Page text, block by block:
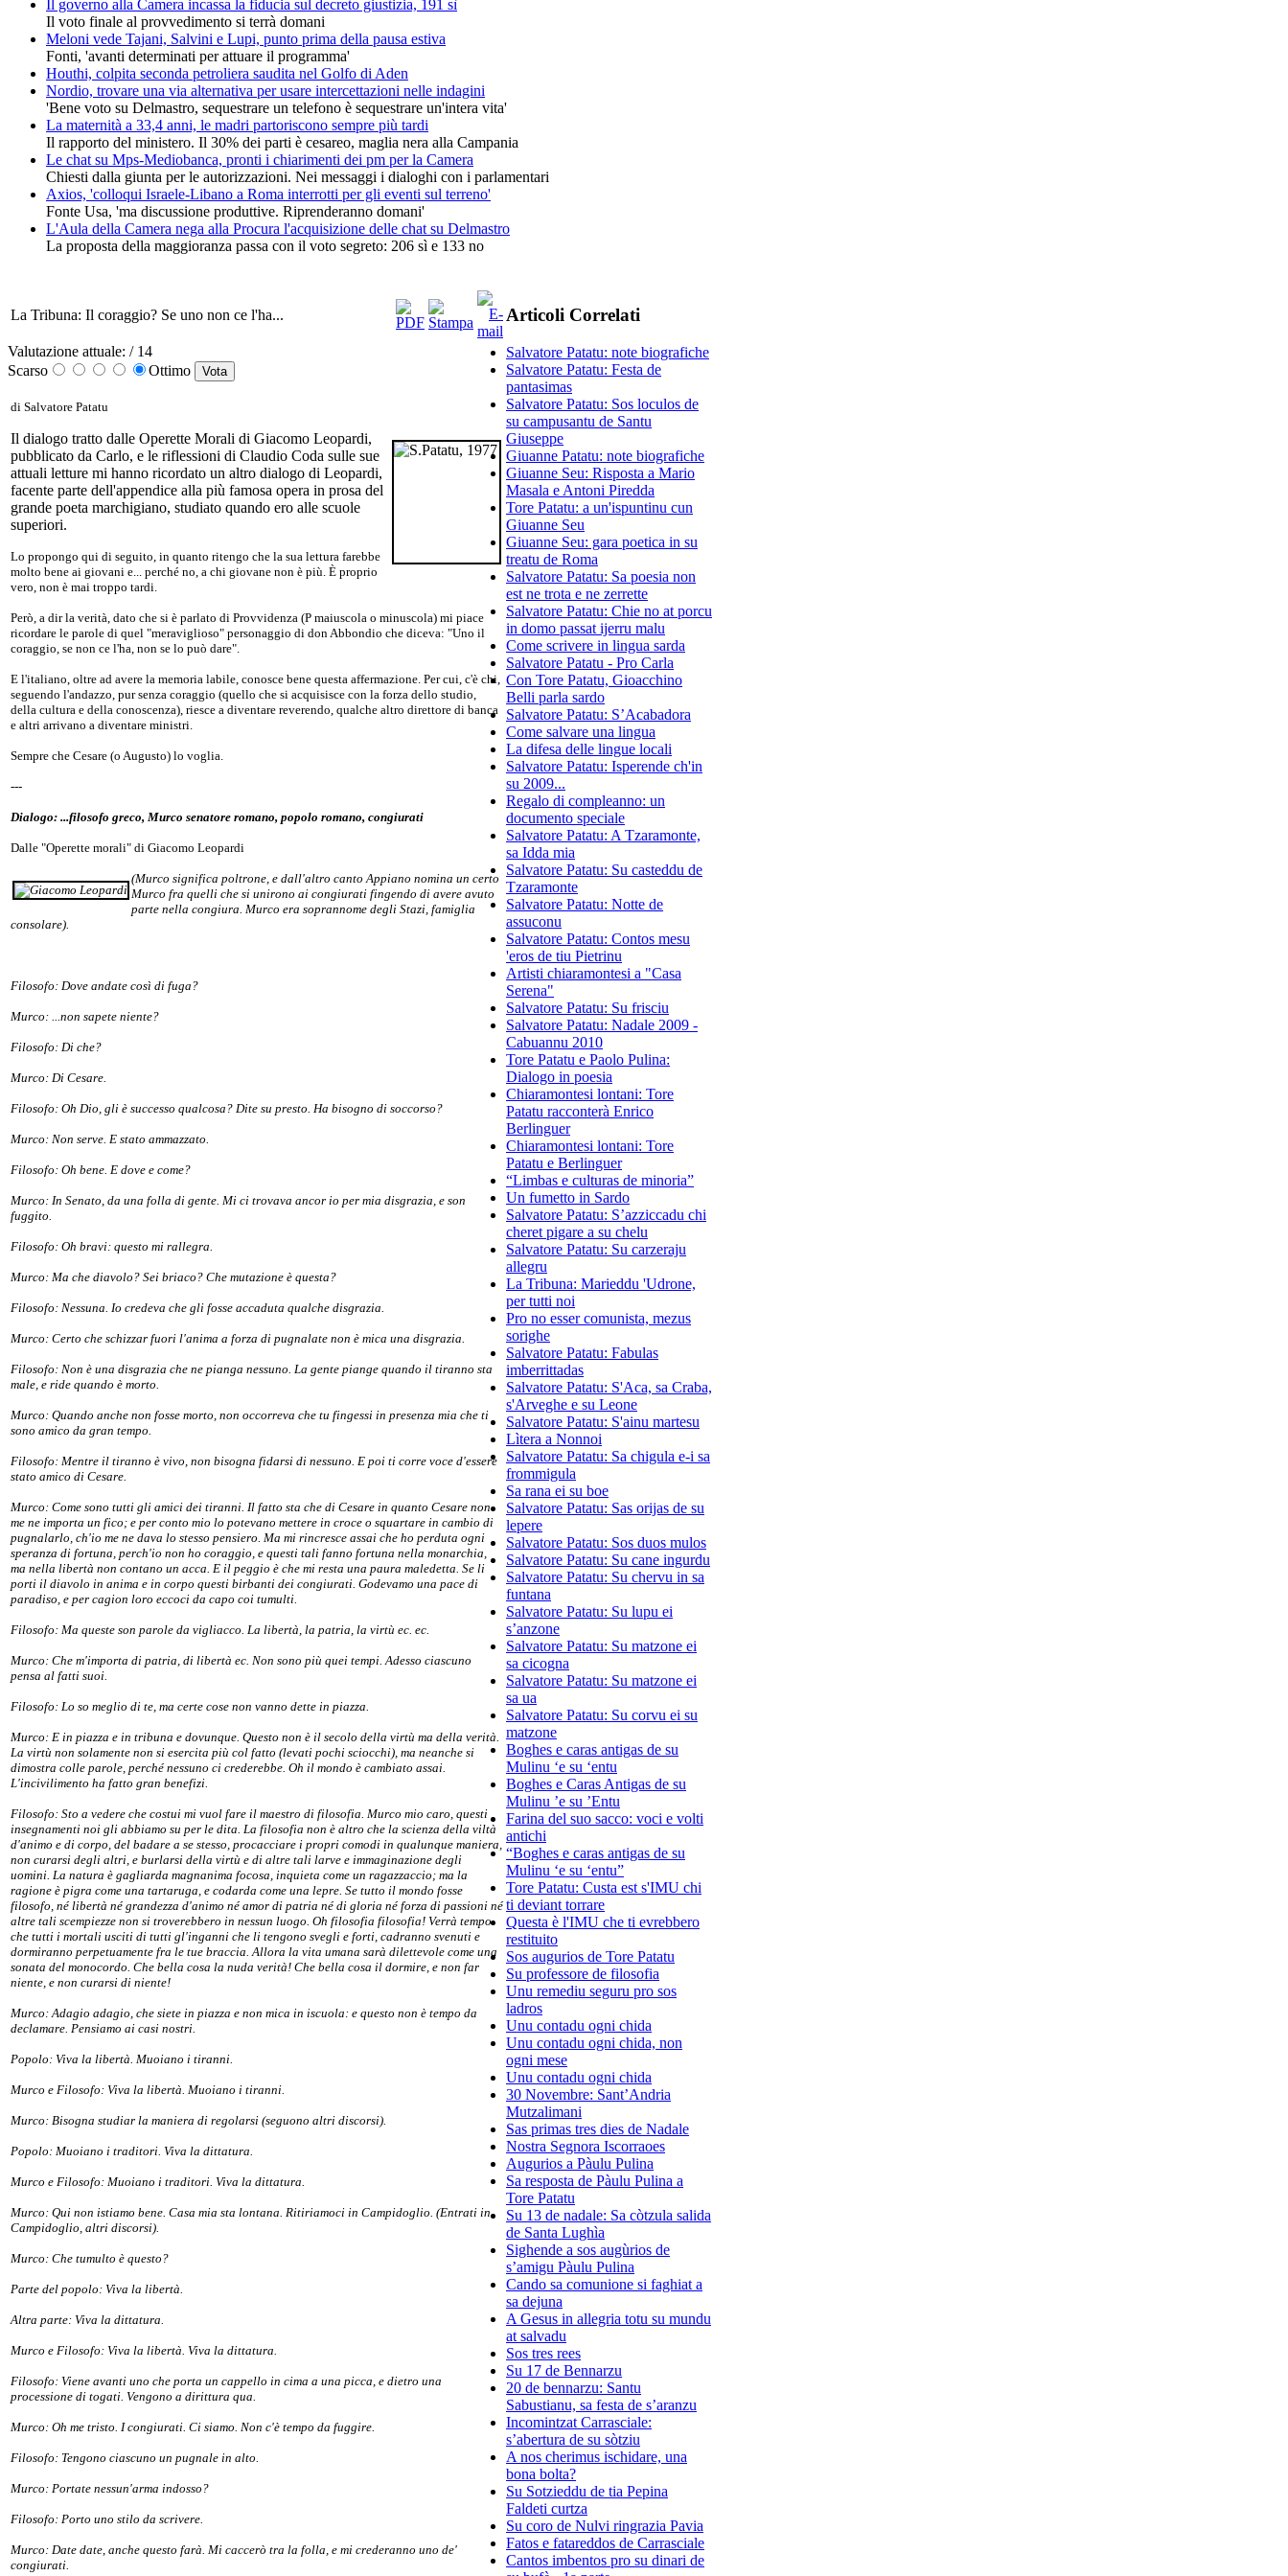
Il governo alla Camera incassa la fiducia sul decreto giustizia, 191 sì
Il voto finale al provvedimento si terrà domani
Meloni vede Tajani, Salvini e Lupi, punto prima della pausa estiva
Fonti, 'avanti determinati per attuare il programma'
Houthi, colpita seconda petroliera saudita nel Golfo di Aden
Nordio, trovare una via alternativa per usare intercettazioni nelle indagini
'Bene voto su Delmastro, sequestrare un telefono è sequestrare un'intera vita'
La maternità a 33,4 anni, le madri partoriscono sempre più tardi
Il rapporto del ministero. Il 30% dei parti è cesareo, maglia nera alla Campania
Le chat su Mps-Mediobanca, pronti i chiarimenti dei pm per la Camera
Chiesti dalla giunta per le autorizzazioni. Nei messaggi i dialoghi con i parlamentari
Axios, 'colloqui Israele-Libano a Roma interrotti per gli eventi sul terreno'
Fonte Usa, 'ma discussione produttive. Riprenderanno domani'
L'Aula della Camera nega alla Procura l'acquisizione delle chat su Delmastro
La proposta della maggioranza passa con il voto segreto: 206 sì e 133 no
La Tribuna: Il coraggio? Se uno non ce l'ha...
Valutazione attuale: / 14
Scarso
Ottimo
di Salvatore Patatu
Il dialogo tratto dalle Operette Morali di Giacomo Leopardi,
pubblicato da Carlo, e le riflessioni di Claudio Coda sulle sue
attuali letture mi hanno ricordato un altro dialogo di Leopardi,
facente parte dell'appendice alla più famosa opera in prosa del
grande poeta marchigiano, studiato quando ero alle scuole
superiori.
Lo propongo qui di seguito, in quanto ritengo che la sua lettura farebbe
molto bene ai giovani e... perché no, a chi giovane non è più. È proprio
vero, non è mai troppo tardi.
Però, a dir la verità, dato che si è parlato di Provvidenza (P maiuscola o minuscola) mi piace
ricordare le parole di quel "meraviglioso" personaggio di don Abbondio che diceva: "Uno il
coraggio, se non ce l'ha, non se lo può dare".
E l'italiano, oltre ad avere la memoria labile, conosce bene questa affermazione. Per cui, c'è chi,
seguendo l'andazzo, pur senza coraggio (quello che si acquisisce con la forza dello studio,
della cultura e della conoscenza), riesce a diventare reverendo, qualche altro direttore di banca
e altri arrivano a diventare ministri.
Sempre che Cesare (o Augusto) lo voglia.
---
Dialogo: ...filosofo greco, Murco senatore romano, popolo romano, congiurati
Dalle "Operette morali" di Giacomo Leopardi
(Murco significa poltrone, e dall'altro canto Appiano nomina un certo
Murco fra quelli che si unirono ai congiurati fingendo di avere avuto
parte nella congiura. Murco era soprannome degli Stazi, famiglia
consolare).
Filosofo: Dove andate così di fuga?
Murco: ...non sapete niente?
Filosofo: Di che?
Murco: Di Cesare.
Filosofo: Oh Dio, gli è successo qualcosa? Dite su presto. Ha bisogno di soccorso?
Murco: Non serve. E stato ammazzato.
Filosofo: Oh bene. E dove e come?
Murco: In Senato, da una folla di gente. Mi ci trovava ancor io per mia disgrazia, e son
fuggito.
Filosofo: Oh bravi: questo mi rallegra.
Murco: Ma che diavolo? Sei briaco? Che mutazione è questa?
Filosofo: Nessuna. Io credeva che gli fosse accaduta qualche disgrazia.
Murco: Certo che schizzar fuori l'anima a forza di pugnalate non è mica una disgrazia.
Filosofo: Non è una disgrazia che ne pianga nessuno. La gente piange quando il tiranno sta
male, e ride quando è morto.
Murco: Quando anche non fosse morto, non occorreva che tu fingessi in presenza mia che ti
sono amico da gran tempo.
Filosofo: Mentre il tiranno è vivo, non bisogna fidarsi di nessuno. E poi ti corre voce d'essere
stato amico di Cesare.
Murco: Come sono tutti gli amici dei tiranni. Il fatto sta che di Cesare in quanto Cesare non
me ne importa un fico; e per conto mio lo potevano mettere in croce o squartare in cambio di
pugnalarlo, ch'io me ne dava lo stesso pensiero. Ma mi rincresce assai che ho perduta ogni
speranza di fortuna, perch'io non ho coraggio, e questi tali fanno fortuna nella monarchia,
ma nella libertà non contano un acca. E il peggio è che mi resta una paura maledetta. Se li
porti il diavolo in anima e in corpo questi birbanti dei congiurati. Godevamo una pace di
paradiso, e per cagion loro eccoci da capo coi tumulti.
Filosofo: Ma queste son parole da vigliacco. La libertà, la patria, la virtù ec. ec.
Murco: Che m'importa di patria, di libertà ec. Non sono più quei tempi. Adesso ciascuno
pensa al fatti suoi.
Filosofo: Lo so meglio di te, ma certe cose non vanno dette in piazza.
Murco: E in piazza e in tribuna e dovunque. Questo non è il secolo della virtù ma della verità.
La virtù non solamente non si esercita più col fatto (levati pochi sciocchi), ma neanche si
dimostra colle parole, perché nessuno ci crederebbe. Oh il mondo è cambiato assai.
L'incivilimento ha fatto gran benefizi.
Filosofo: Sto a vedere che costui mi vuol fare il maestro di filosofia. Murco mio caro, questi
insegnamenti noi gli abbiamo su per le dita. La filosofia non è altro che la scienza della viltà
d'animo e di corpo, del badare a se stesso, procacciare i propri comodi in qualunque maniera,
non curarsi degli altri, e burlarsi della virtù e di altre tali larve e immaginazione degli
uomini. La natura è gagliarda magnanima focosa, inquieta come un ragazzaccio; ma la
ragione è pigra come una tartaruga, e codarda come una lepre. Se tutto il mondo fosse
filosofo, né libertà né grandezza d'animo né amor di patria né di gloria né forza di passioni né
altre tali scempiezze non si troverebbero in nessun luogo. Oh filosofia filosofia! Verrà tempo
che tutti i mortali usciti di tutti gl'inganni che li tengono svegli e forti, cadranno svenuti e
dormiranno perpetuamente fra le tue braccia. Allora la vita umana sarà dilettevole come una
sonata del monocordo. Che bella cosa la nuda verità! Che bella cosa il dormire, e non far
niente, e non curarsi di niente!
Murco: Adagio adagio, che siete in piazza e non mica in iscuola: e questo non è tempo da
declamare. Pensiamo ai casi nostri.
Popolo: Viva la libertà. Muoiano i tiranni.
Murco e Filosofo: Viva la libertà. Muoiano i tiranni.
Murco: Bisogna studiar la maniera di regolarsi (seguono altri discorsi).
Popolo: Muoiano i traditori. Viva la dittatura.
Murco e Filosofo: Muoiano i traditori. Viva la dittatura.
Murco: Qui non istiamo bene. Casa mia sta lontana. Ritiriamoci in Campidoglio. (Entrati in
Campidoglio, altri discorsi).
Murco: Che tumulto è questo?
Parte del popolo: Viva la libertà.
Altra parte: Viva la dittatura.
Murco e Filosofo: Viva la libertà. Viva la dittatura.
Filosofo: Viene avanti uno che porta un cappello in cima a una picca, e dietro una
processione di togati. Vengono a dirittura qua.
Murco: Oh me tristo. I congiurati. Ci siamo. Non c'è tempo da fuggire.
Filosofo: Tengono ciascuno un pugnale in alto.
Murco: Portate nessun'arma indosso?
Filosofo: Porto uno stilo da scrivere.
Murco: Date date, anche questo farà. Mi caccerò tra la folla, e mi crederanno uno de'
congiurati.
Articoli Correlati
Salvatore Patatu: note biografiche
Salvatore Patatu: Festa de
pantasimas
Salvatore Patatu: Sos loculos de
su campusantu de Santu
Giuseppe
Giuanne Patatu: note biografiche
Giuanne Seu: Risposta a Mario
Masala e Antoni Piredda
Tore Patatu: a un'ispuntinu cun
Giuanne Seu
Giuanne Seu: gara poetica in su
treatu de Roma
Salvatore Patatu: Sa poesia non
est ne trota e ne zerrette
Salvatore Patatu: Chie no at porcu
in domo passat ijerru malu
Come scrivere in lingua sarda
Salvatore Patatu - Pro Carla
Con Tore Patatu, Gioacchino
Belli parla sardo
Salvatore Patatu: S’Acabadora
Come salvare una lingua
La difesa delle lingue locali
Salvatore Patatu: Isperende ch'in
su 2009...
Regalo di compleanno: un
documento speciale
Salvatore Patatu: A Tzaramonte,
sa Idda mia
Salvatore Patatu: Su casteddu de
Tzaramonte
Salvatore Patatu: Notte de
assuconu
Salvatore Patatu: Contos mesu
'eros de tiu Pietrinu
Artisti chiaramontesi a "Casa
Serena"
Salvatore Patatu: Su frisciu
Salvatore Patatu: Nadale 2009 -
Cabuannu 2010
Tore Patatu e Paolo Pulina:
Dialogo in poesia
Chiaramontesi lontani: Tore
Patatu racconterà Enrico
Berlinguer
Chiaramontesi lontani: Tore
Patatu e Berlinguer
“Limbas e culturas de minoria”
Un fumetto in Sardo
Salvatore Patatu: S’azziccadu chi
cheret pigare a su chelu
Salvatore Patatu: Su carzeraju
allegru
La Tribuna: Marieddu 'Udrone,
per tutti noi
Pro no esser comunista, mezus
sorighe
Salvatore Patatu: Fabulas
imberrittadas
Salvatore Patatu: S'Aca, sa Craba,
s'Arveghe e su Leone
Salvatore Patatu: S'ainu martesu
Lìtera a Nonnoi
Salvatore Patatu: Sa chigula e-i sa
frommigula
Sa rana ei su boe
Salvatore Patatu: Sas orijas de su
lepere
Salvatore Patatu: Sos duos mulos
Salvatore Patatu: Su cane ingurdu
Salvatore Patatu: Su chervu in sa
funtana
Salvatore Patatu: Su lupu ei
s’anzone
Salvatore Patatu: Su matzone ei
sa cicogna
Salvatore Patatu: Su matzone ei
sa ua
Salvatore Patatu: Su corvu ei su
matzone
Boghes e caras antigas de su
Mulinu ‘e su ‘entu
Boghes e Caras Antigas de su
Mulinu ’e su ’Entu
Farina del suo sacco: voci e volti
antichi
“Boghes e caras antigas de su
Mulinu ‘e su ‘entu”
Tore Patatu: Custa est s'IMU chi
ti deviant torrare
Questa è l'IMU che ti evrebbero
restituito
Sos augurios de Tore Patatu
Su professore de filosofia
Unu remediu seguru pro sos
ladros
Unu contadu ogni chida
Unu contadu ogni chida, non
ogni mese
Unu contadu ogni chida
30 Novembre: Sant’Andria
Mutzalimani
Sas primas tres dies de Nadale
Nostra Segnora Iscorraoes
Augurios a Pàulu Pulina
Sa resposta de Pàulu Pulina a
Tore Patatu
Su 13 de nadale: Sa còtzula salida
de Santa Lughìa
Sighende a sos augùrios de
s’amigu Pàulu Pulina
Cando sa comunione si faghiat a
sa dejuna
A Gesus in allegria totu su mundu
at salvadu
Sos tres rees
Su 17 de Bennarzu
20 de bennarzu: Santu
Sabustianu, sa festa de s’aranzu
Incomintzat Carrasciale:
s’abertura de su sòtziu
A nos cherimus ischidare, una
bona bolta?
Su Sotzieddu de tia Pepina
Faldeti curtza
Su coro de Nulvi ringrazia Pavia
Fatos e fatareddos de Carrasciale
Cantos imbentos pro su dinari de